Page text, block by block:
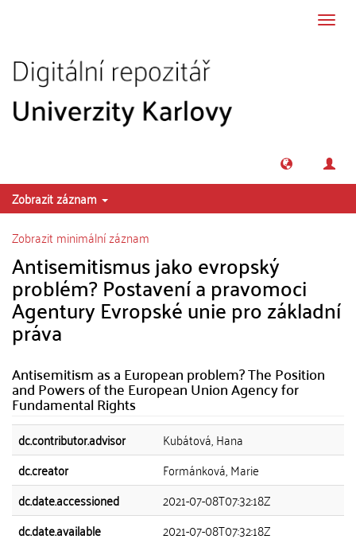
Zobrazit záznam
Zobrazit minimální záznam
Antisemitismus jako evropský
problém? Postavení a pravomoci
Agentury Evropské unie pro základní
práva
Antisemitism as a European problem? The Position
and Powers of the European Union Agency for
Fundamental Rights
dc.contributor.advisor
Kubátová, Hana
dc.creator
Formánková, Marie
dc.date.accessioned
2021-07-08T07:32:18Z
dc.date.available
2021-07-08T07:32:18Z